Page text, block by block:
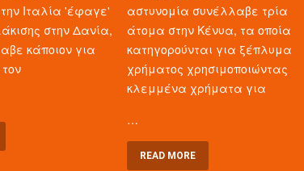
Ιταλία 'έφαγε'
στην Δανία,
κάποιον για
αστυνομία συνέλλαβε τρία
άτομα στην Κένυα, τα οποία
κατηγορούνται για ξέπλυμα
χρήματος χρησιμοποιώντας
κλεμμένα χρήματα για
…
READ MORE